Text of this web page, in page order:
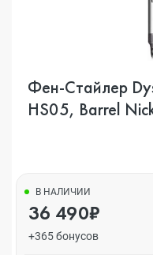
Фен-Стайлер
HS05, Barrel
В НАЛИЧИИ
36 490₽
+365 бонусов